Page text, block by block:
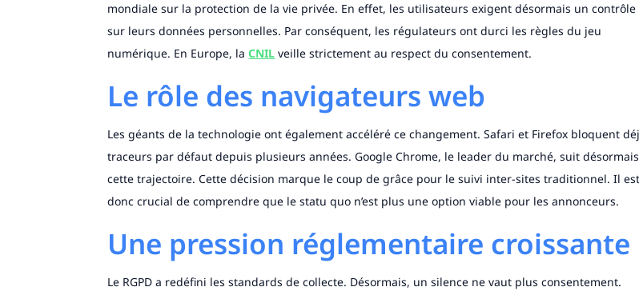
mondiale sur la protection de la vie privée. En effet, les utilisateurs exigent désormais un contrôle
sur leurs données personnelles. Par conséquent, les régulateurs ont durci les règles du jeu
numérique. En Europe, laCNIL veille strictement au respect du consentement.
Le rôle des navigateurs web
Les géants de la technologie ont également accéléré ce changement. Safari et Firefox bloquent
traceurs par défaut depuis plusieurs années. Google Chrome, le leader du marché, suit désormais
cette trajectoire. Cette décision marque le coup de grâce pour le suivi inter-sites traditionnel. Il est
donc crucial de comprendre que le statu quo n’est plus une option viable pour les annonceurs.
Une pression réglementaire croissante
Le RGPD a redéfini les standards de collecte. Désormais, un silence ne vaut plus consentement.